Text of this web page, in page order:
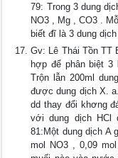
79: Trong 3 dung
NO3 , Mg , CO3 .
biết đĩ là 3 dung
Gv: Lê Thái Tồn TT
hợp để phân biệt 3
Trộn lẫn 200ml
được dung dịch X.
dd thay đổi khơng
với dung dịch
81:Một dung dịch A
mol NO3 , 0,09